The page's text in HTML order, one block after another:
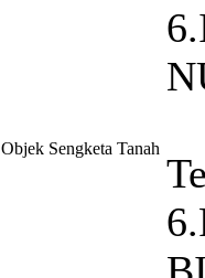
Objek Sengketa Tanah